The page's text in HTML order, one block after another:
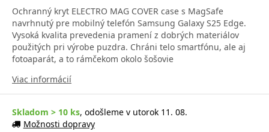
Ochranný kryt ELECTRO MAG COVER case s MagSafe
navrhnutý pre mobilný telefón Samsung Galaxy S25 Edge.
Vysoká kvalita prevedenia pramení z dobrých materiálov
použitých pri výrobe puzdra. Chráni telo smartfónu, ale aj
fotoaparát, a to rámčekom okolo šošovie
Viac informácií
Skladom > 10 ks, odošleme v utorok 11. 08.
Možnosti dopravy